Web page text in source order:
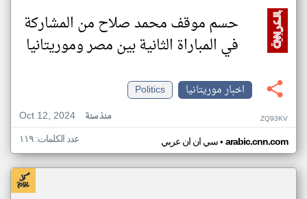
حسم موقف محمد صلاح من المشاركة
في المباراة الثانية بين مصر وموريتانيا
اخبار موريتانيا
Politics
Oct 12, 2024
منذ سنة ZQ93KV
سي ان ان عربي• arabic.cnn.com عدد الكلمات: ١١٩